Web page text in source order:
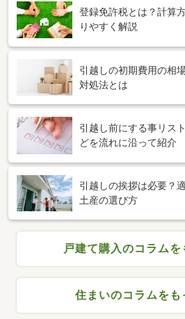
登録免許税とは？計算
りやすく解説
引越しの初期費用の相
対処法とは
引越し前にする事リス
どを流れに沿って紹介
引越しの挨拶は必要？
土産の選び方
戸建て購入のコラムを
住まいのコラムをも